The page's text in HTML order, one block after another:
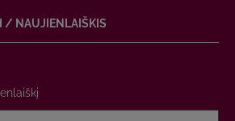
/ NAUJIENLAIŠKIS